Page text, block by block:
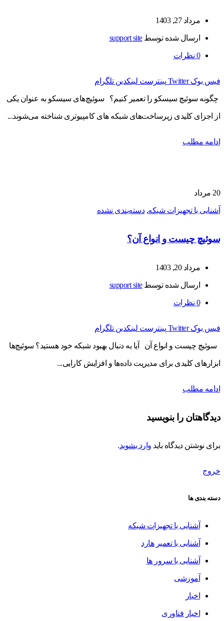
مرداد 27, 1403
ارسال شده توسطsupport site
0 نظرات
فیس بوک Twitter پینترست لینکدین تلگرام
چگونه سوئیچ سیسکو را تعمیر کنیم؟ سوئیچ‌های سیسکو به عنوان یکی
از اجزای کلیدی زیرساخت‌های شبکه‌ های کامپیوتری شناخته می‌شوند...
ادامه مطلب
20 مرداد
آشنایی با تجهیزات شبکه,دسته‌بندی نشده
سوئیچ چیست و انواع آن؟
مرداد 20, 1403
ارسال شده توسطsupport site
0 نظرات
فیس بوک Twitter پینترست لینکدین تلگرام
سوئیچ چیست و انواع آن آیا به دنبال بهبود شبکه خود هستید؟ سوئیچ‌ها
ابزارهای کلیدی برای مدیریت داده‌ها و افزایش کارایی...
ادامه مطلب
دیدگاهتان را بنویسید
برای نوشتن دیدگاه باید وارد بشوید.
خروج
دسته بندی ها
آشنایی با تجهیزات شبکه
آشنایی با تعمیر هارد
آشنایی با سرور ها
آموزشی
اخبار
اخبار فناوری